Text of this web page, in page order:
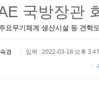
국방장관
요무기체계 생산시설 등 견학도
경
입력 : 2022-03-18 오후